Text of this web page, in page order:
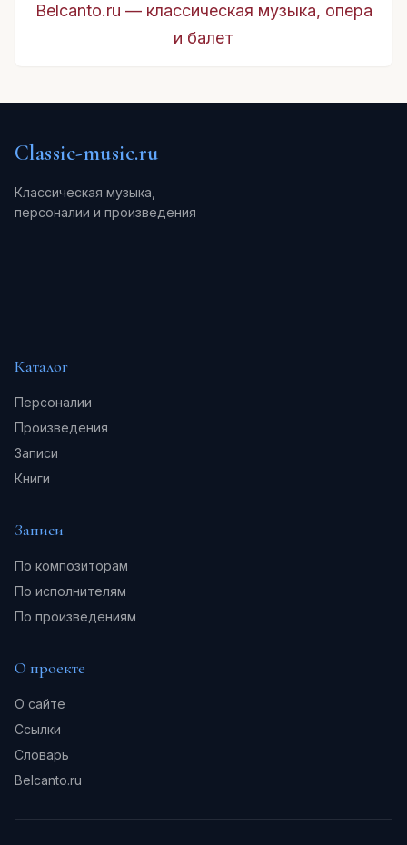
Belcanto.ru — классическая музыка, опера
и балет
Classic-music.ru
Классическая музыка,
персоналии и произведения
Каталог
Персоналии
Произведения
Записи
Книги
Записи
По композиторам
По исполнителям
По произведениям
О проекте
О сайте
Ссылки
Словарь
Belcanto.ru